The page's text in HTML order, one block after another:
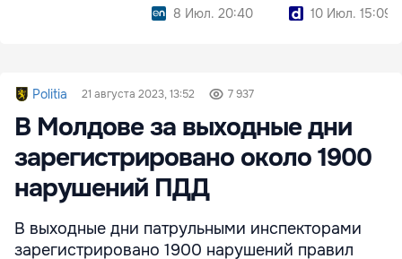
8 Июл. 20:40
10 Июл. 15:09
Politia 21 августа 2023, 13:52 7 937
В Молдове за выходные дни
зарегистрировано около 1900
нарушений ПДД
В выходные дни патрульными инспекторами
зарегистрировано 1900 нарушений правил